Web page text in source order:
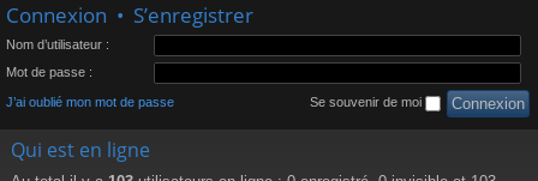
Connexion • S’enregistrer
Nom d’utilisateur :
Mot de passe :
J’ai oublié mon mot de passe Se souvenir de moi
Qui est en ligne